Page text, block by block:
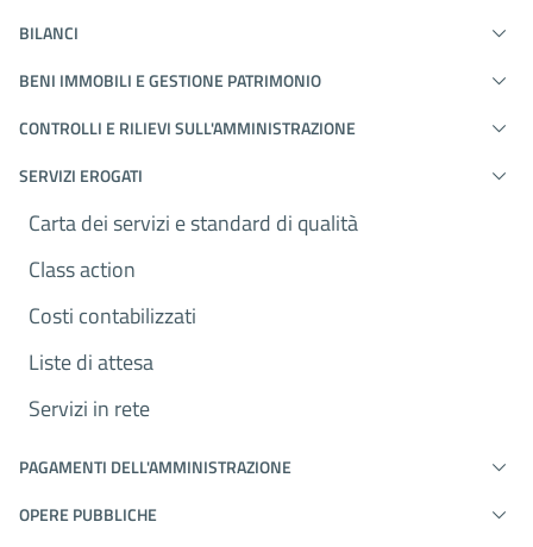
BILANCI
BENI IMMOBILI E GESTIONE PATRIMONIO
CONTROLLI E RILIEVI SULL'AMMINISTRAZIONE
SERVIZI EROGATI
Carta dei servizi e standard di qualità
Class action
Costi contabilizzati
Liste di attesa
Servizi in rete
PAGAMENTI DELL'AMMINISTRAZIONE
OPERE PUBBLICHE